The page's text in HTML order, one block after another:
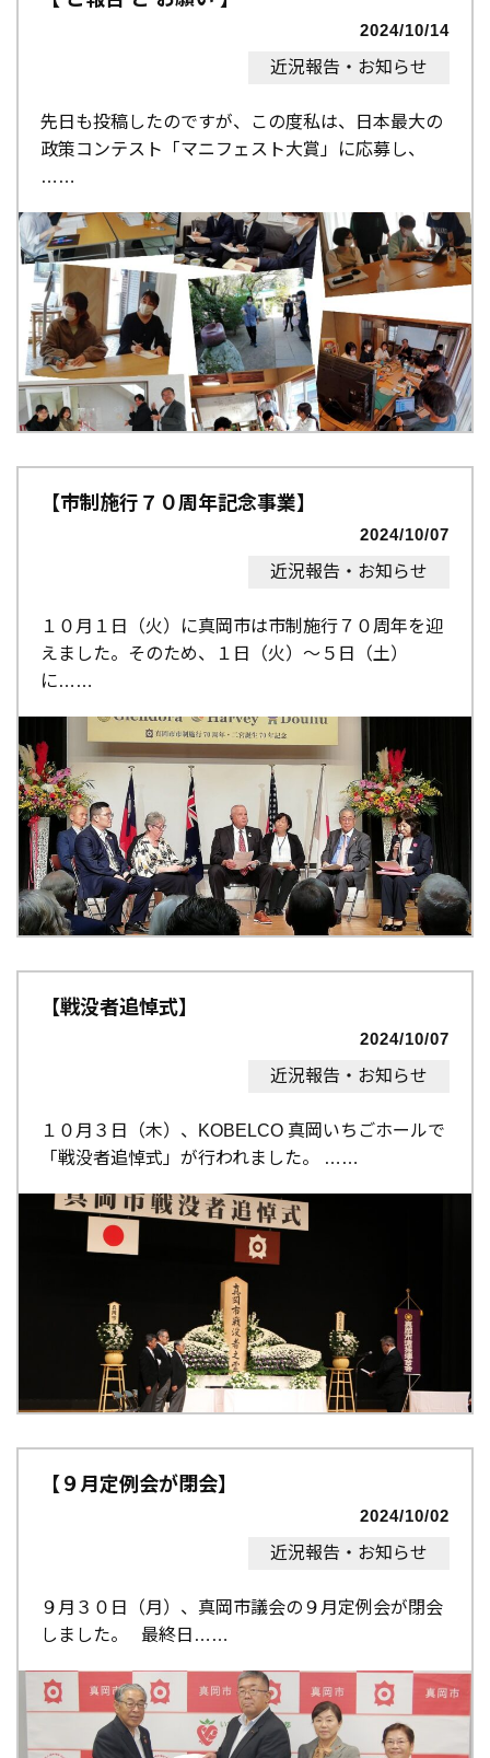
2024/10/14
近況報告・お知らせ
先日も投稿したのですが、この度私は、日本最大の
政策コンテスト「マニフェスト大賞」に応募し、
…
【市制施行７０周年記念事業】
2024/10/07
近況報告・お知らせ
１０月１日（火）に真岡市は市制施行７０周年を迎
えました。そのため、１日（火）～５日（土）
に…
【戦没者追悼式】
2024/10/07
近況報告・お知らせ
１０月３日（木）、KOBELCO 真岡いちごホールで
「戦没者追悼式」が行われました。 …
【９月定例会が閉会】
2024/10/02
近況報告・お知らせ
９月３０日（月）、真岡市議会の９月定例会が閉会
しました。 最終日…